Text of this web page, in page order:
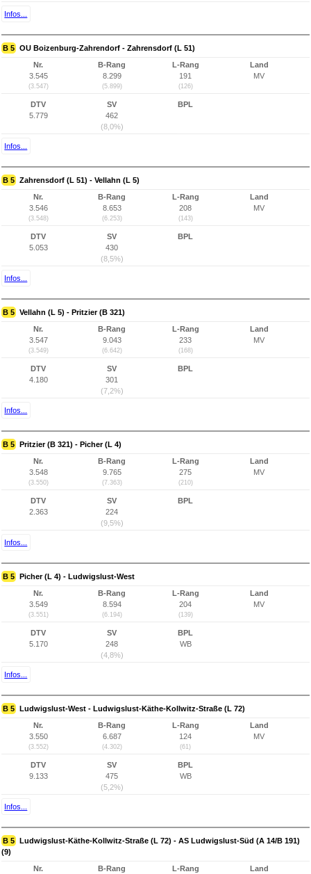
Infos...
B 5 OU Boizenburg-Zahrendorf - Zahrensdorf (L 51)
Nr.
3.545
(3.547)
B-Rang
8.299
(5.899)
L-Rang
191
(126)
Land
MV
DTV
5.779
SV
462
(8,0%)
BPL
Infos...
B 5 Zahrensdorf (L 51) - Vellahn (L 5)
Nr.
3.546
(3.548)
B-Rang
8.653
(6.253)
L-Rang
208
(143)
Land
MV
DTV
5.053
SV
430
(8,5%)
BPL
Infos...
B 5 Vellahn (L 5) - Pritzier (B 321)
Nr.
3.547
(3.549)
B-Rang
9.043
(6.642)
L-Rang
233
(168)
Land
MV
DTV
4.180
SV
301
(7,2%)
BPL
Infos...
B 5 Pritzier (B 321) - Picher (L 4)
Nr.
3.548
(3.550)
B-Rang
9.765
(7.363)
L-Rang
275
(210)
Land
MV
DTV
2.363
SV
224
(9,5%)
BPL
Infos...
B 5 Picher (L 4) - Ludwigslust-West
Nr.
3.549
(3.551)
B-Rang
8.594
(6.194)
L-Rang
204
(139)
Land
MV
DTV
5.170
SV
248
(4,8%)
BPL
WB
Infos...
B 5 Ludwigslust-West - Ludwigslust-Käthe-Kollwitz-Straße (L 72)
Nr.
3.550
(3.552)
B-Rang
6.687
(4.302)
L-Rang
124
(61)
Land
MV
DTV
9.133
SV
475
(5,2%)
BPL
WB
Infos...
B 5 Ludwigslust-Käthe-Kollwitz-Straße (L 72) - AS Ludwigslust-Süd (A 14/B 191)
(9)
Nr. B-Rang L-Rang Land